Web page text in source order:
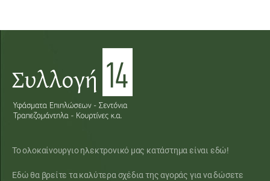
Το ολοκαίνουργιο ηλεκτρονικό μας κατάστημα είναι εδώ!
Εδώ θα βρείτε τα καλύτερα σχέδια της αγοράς για να δώσετε